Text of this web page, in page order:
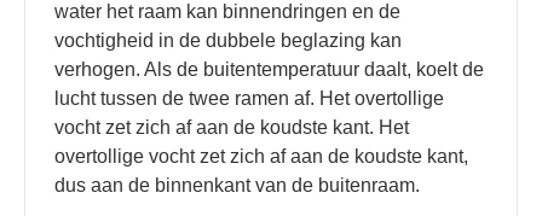
water het raam kan binnendringen en de
vochtigheid in de dubbele beglazing kan
verhogen. Als de buitentemperatuur daalt, koelt de
lucht tussen de twee ramen af. Het overtollige
vocht zet zich af aan de koudste kant. Het
overtollige vocht zet zich af aan de koudste kant,
dus aan de binnenkant van de buitenraam.